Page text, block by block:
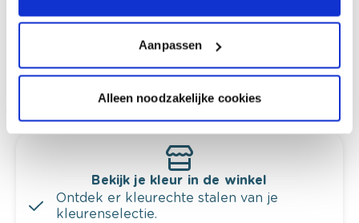
Aanpassen
Alleen noodzakelijke cookies
Krijg kleuradvies op basis van de lichtinval
en je meubels.
Krijg ineens een technologische check-up
Bekijk je kleur in de winkel
Ontdek er kleurechte stalen van je
kleurenselectie.